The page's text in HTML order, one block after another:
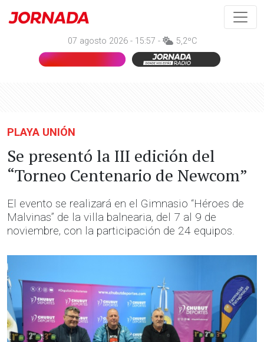
07 agosto 2026 - 15:57 - 5,2ºC
PLAYA UNIÓN
Se presentó la III edición del
“Torneo Centenario de Newcom”
El evento se realizará en el Gimnasio “Héroes de
Malvinas” de la villa balnearia, del 7 al 9 de
noviembre, con la participación de 24 equipos.